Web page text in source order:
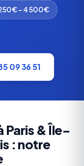
– 4 500€
09 36 51
Paris & Île-
: notre